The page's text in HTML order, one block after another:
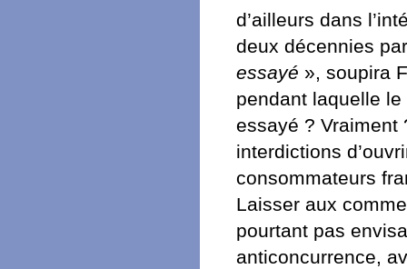
d’ailleurs dans
deux décennies
essayé », soupira
pendant laquelle
essayé ? Vraiment
interdictions
consommateurs
Laisser aux
pourtant pas
anticoncurrence,